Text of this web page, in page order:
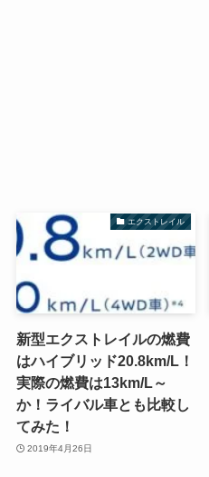
エクストレイル
新型エクストレイルの燃費
はハイブリッド20.8km/L！
実際の燃費は13km/L～
か！ライバル車とも比較し
てみた！
2019年4月26日